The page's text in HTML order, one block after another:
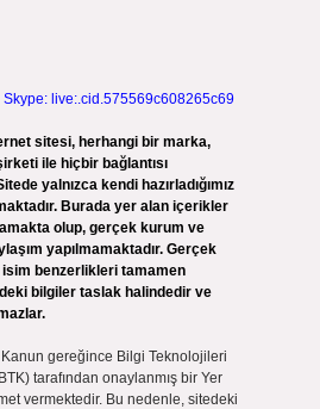
Skype: live:.cid.575569c608265c69
sitesi, herhangi bir marka,
ile hiçbir bağlantısı
yalnızca kendi hazırladığımız
Burada yer alan içerikler
olup, gerçek kurum ve
yapılmamaktadır. Gerçek
benzerlikleri tamamen
bilgiler taslak halindedir ve
Kanun gereğince Bilgi Teknolojileri
tarafından onaylanmış bir Yer
vermektedir. Bu nedenle, sitedeki